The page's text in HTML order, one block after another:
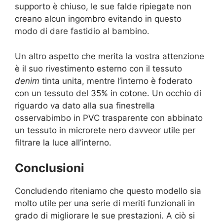
supporto è chiuso, le sue falde ripiegate non
creano alcun ingombro evitando in questo
modo di dare fastidio al bambino.
Un altro aspetto che merita la vostra attenzione
è il suo rivestimento esterno con il tessuto
denim tinta unita, mentre l’interno è foderato
con un tessuto del 35% in cotone. Un occhio di
riguardo va dato alla sua finestrella
osservabimbo in PVC trasparente con abbinato
un tessuto in microrete nero davveor utile per
filtrare la luce all’interno.
Conclusioni
Concludendo riteniamo che questo modello sia
molto utile per una serie di meriti funzionali in
grado di migliorare le sue prestazioni. A ciò si